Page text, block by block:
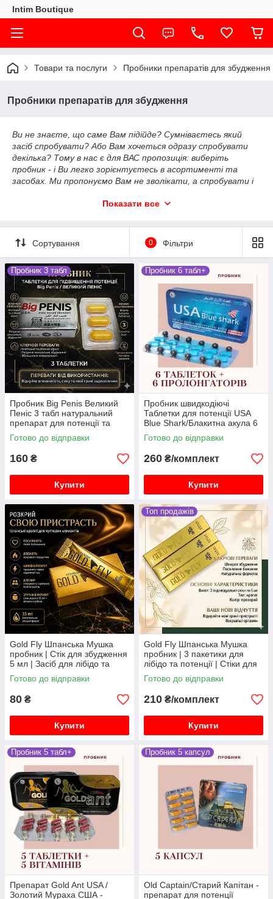
Intim Boutique
Товари та послуги Пробники препаратів для збудження
Пробники препаратів для збудження
Ви не знаєте, що саме Вам підійде? Сумніваєтесь який
засіб спробувати? Або Вам хочеться одразу спробувати
декілька? Тому в нас є для ВАС пропозиція: виберіть
пробник - і Ви легко зорієнтуєтесь в асортименті та
засобах. Ми пропонуємо Вам не зволікати, а спробувати і
радістю допоможемо Вам знову відчути насолоду, бажання
допомогти у виборі та дати потрібну інформацію
стосовно нашого асортименту.
Показати все
Сортування 0 Фільтри
Пробник 3 табл
Пробник Big Penis Великий
Пеніс 3 табл натуральний
препарат для потенції та
ерекції швидка дія
Готово до відправки
160 ₴
Купити
Пробник 6 табл+
Пробник швидкодіючі
Таблетки для потенції USA
Blue Shark/Блакитна акула 6
табл.
Готово до відправки
260 ₴/комплект
Купити
Gold Fly Шпанська Мушка
пробник | Стік для збудження
5 мл | Засіб для лібідо та
потенції | 1 шт
Готово до відправки
80 ₴
Купити
Топ продажів
Gold Fly Шпанська Мушка
пробник | 3 пакетики для
лібідо та потенції | Стіки для
збудження | 5 мл
Готово до відправки
210 ₴/комплект
Купити
Пробник 5 табл+
Препарат Gold Ant USA /
Золотий Мураха США -
Пробник 5 капсул
Old Captain/Старий Капітан -
препарат для потенції